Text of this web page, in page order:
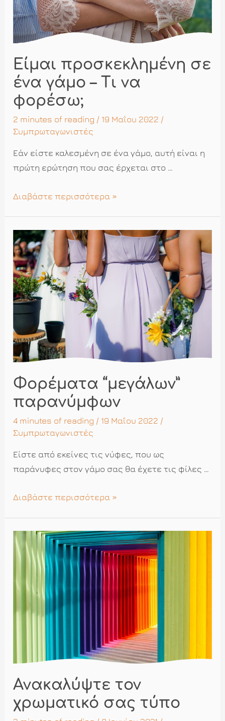
Είμαι προσκεκλημένη σε
ένα γάμο – Τι να
φορέσω;
2 minutes of reading / 19 Μαΐου 2022 /
Συμπρωταγωνιστές
Εάν είστε καλεσμένη σε ένα γάμο, αυτή είναι η
πρώτη ερώτηση που σας έρχεται στο …
Είμαι
ένα
γάμο
–
Τι
να
φορέσω;
Διαβάστε περισσότερα »
Φορέματα “μεγάλων”
παρανύμφων
4 minutes of reading / 19 Μαΐου 2022 /
Συμπρωταγωνιστές
Είστε από εκείνες τις νύφες, που ως
παράνυφες στον γάμο σας θα έχετε τις φίλες …
Φορέματα
Διαβάστε περισσότερα »
Ανακαλύψτε τον
χρωματικό σας τύπο